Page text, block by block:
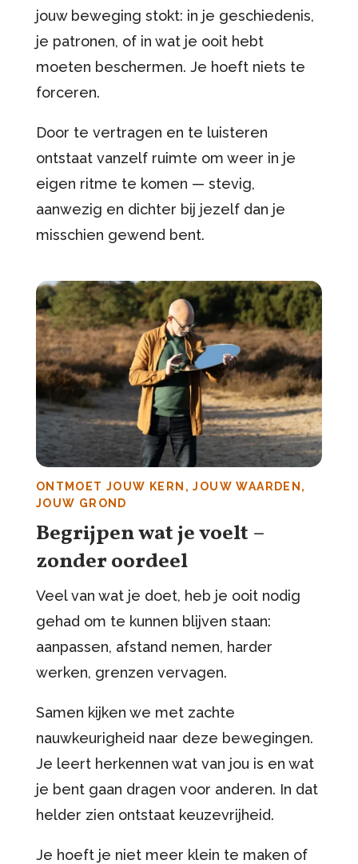
jouw beweging stokt: in je geschiedenis,
je patronen, of in wat je ooit hebt
moeten beschermen. Je hoeft niets te
forceren.
Door te vertragen en te luisteren
ontstaat vanzelf ruimte om weer in je
eigen ritme te komen — stevig,
aanwezig en dichter bij jezelf dan je
misschien gewend bent.
ONTMOET JOUW KERN, JOUW WAARDEN,
JOUW GROND
Begrijpen wat je voelt –
zonder oordeel
Veel van wat je doet, heb je ooit nodig
gehad om te kunnen blijven staan:
aanpassen, afstand nemen, harder
werken, grenzen vervagen.
Samen kijken we met zachte
nauwkeurigheid naar deze bewegingen.
Je leert herkennen wat van jou is en wat
je bent gaan dragen voor anderen. In dat
helder zien ontstaat keuzevrijheid.
Je hoeft je niet meer klein te maken of